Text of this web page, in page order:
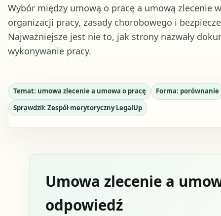
Wybór między umową o pracę a umową zlecenie
organizacji pracy, zasady chorobowego i
Najważniejsze jest nie to, jak strony nazwały
wykonywanie pracy.
Temat: umowa zlecenie a umowa o pracę Forma: porównanie
Sprawdził: Zespół merytoryczny LegalUp
Umowa zlecenie a
odpowiedź